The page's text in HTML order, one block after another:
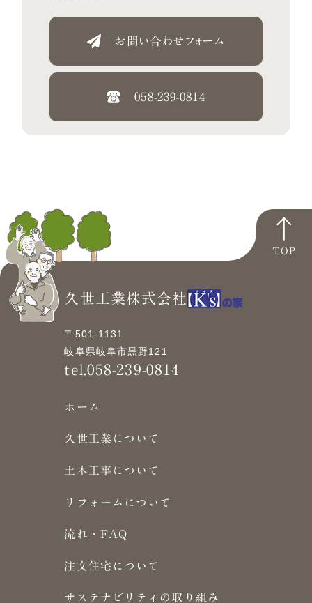
お問い合わせフォーム
058-239-0814
久世工業株式会社
〒501-1131
岐阜県岐阜市黒野121
tel.058-239-0814
ホーム
久世工業について
土木工事について
リフォームについて
流れ・FAQ
注文住宅について
サステナビリティの取り組み
TOP